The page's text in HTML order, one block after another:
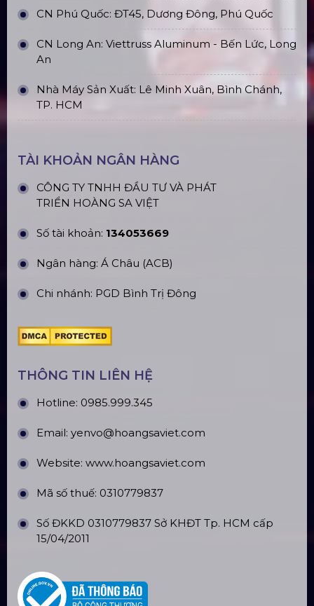
CN Phú Quốc: ĐT45, Dương Đông, Phú Quốc
CN Long An: Viettruss Aluminum - Bến Lức, Long
An
Nhà Máy Sản Xuất: Lê Minh Xuân, Bình Chánh,
TP. HCM
TÀI KHOẢN NGÂN HÀNG
CÔNG TY TNHH ĐẦU TƯ VÀ PHÁT
TRIỂN HOÀNG SA VIỆT
Số tài khoản: 134053669
Ngân hàng: Á Châu (ACB)
Chi nhánh: PGD Bình Trị Đông
THÔNG TIN LIÊN HỆ
Hotline: 0985.999.345
Email: yenvo@hoangsaviet.com
Website: www.hoangsaviet.com
Mã số thuế: 0310779837
Số ĐKKD 0310779837 Sở KHĐT Tp. HCM cấp
15/04/2011